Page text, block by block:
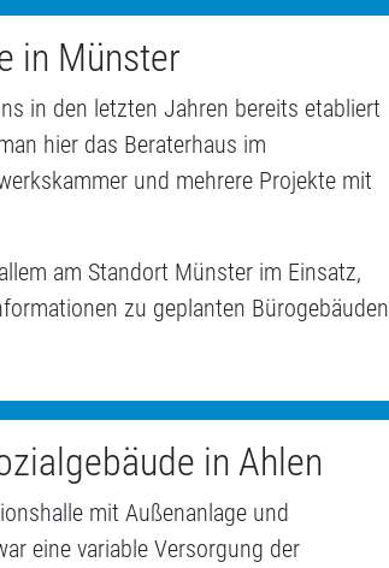
in Münster
in den letzten Jahren bereits etabliert
hier das Beraterhaus im
und mehrere Projekte mit
am Standort Münster im Einsatz,
zu geplanten Bürogebäuden
in Ahlen
mit Außenanlage und
eine variable Versorgung der